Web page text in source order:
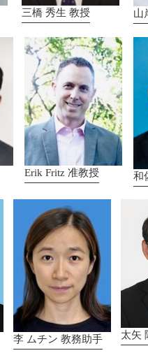
三橋 秀生 教授 山
Erik Fritz 准教授 和
李 ムチン 教務助手 太矢